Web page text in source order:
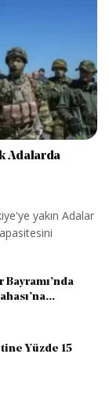
Adalarda
yakın Adalar
Yüzde 15